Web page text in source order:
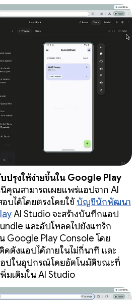
ปรุงให้ง่ายขึ้นใน Google Play
คุณสามารถเผยแพร่แอปจาก AI
บได้โดยตรงโดยใช้บัญชีนักพัฒนา
AI Studio จะสร้างบันทึกแอป
และอัปโหลดไปยังแทร็ก
Google Play Console โดย
ตั้งแอปได้ภายในไม่กี่นาที และ
อปในอุปกรณ์โดยอัตโนมัติขณะที่
เติมใน AI Studio